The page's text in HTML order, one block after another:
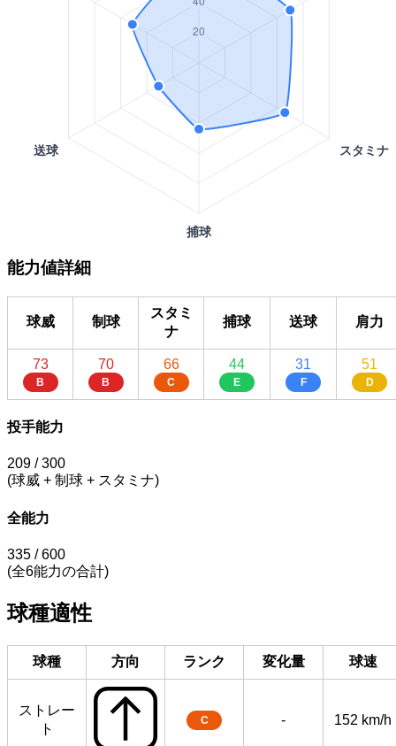
能力値詳細
球威 制球
スタミ
ナ
捕球 送球 肩力
73
B
70
B
66
C
44
E
31
F
51
D
投手能力
209 / 300
(球威 + 制球 + スタミナ)
全能力
335 / 600
(全6能力の合計)
球種適性
球種 方向 ランク 変化量 球速
ストレー
ト
C - 152 km/h